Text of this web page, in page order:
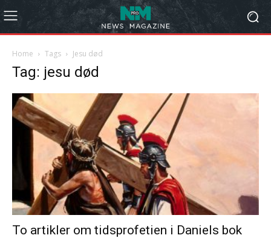
Home Tags Jesu død
Tag: jesu død
To artikler om tidsprofetien i Daniels bok